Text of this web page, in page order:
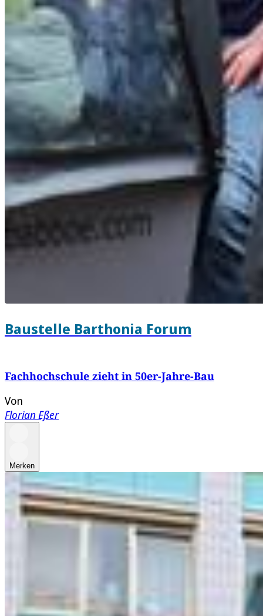
Baustelle Barthonia Forum
Fachhochschule zieht in 50er-Jahre-Bau
Von
Florian Eßer
Merken